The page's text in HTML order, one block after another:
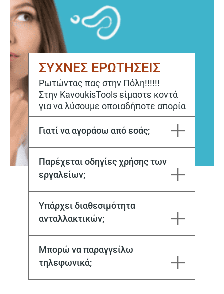
ΣΥΧΝΕΣ ΕΡΩΤΗΣΕΙΣ
Ρωτώντας πας στην Πόλη!!!!!!
Στην KavoukisTools είμαστε κοντά
για να λύσουμε οποιαδήποτε απορία
Γιατί να αγοράσω από εσάς;
Παρέχεται οδηγίες χρήσης των
εργαλείων;
Υπάρχει διαθεσιμότητα
ανταλλακτικών;
Μπορώ να παραγγείλω
τηλεφωνικά;